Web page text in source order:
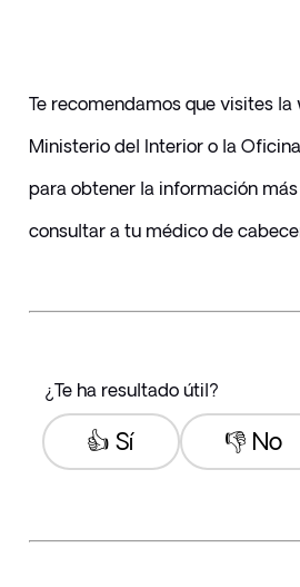
Te recomendamos que visites la
Ministerio del Interior o la
para obtener la información
consultar a tu médico de
¿Te ha resultado útil?
👎 No
👍 Sí